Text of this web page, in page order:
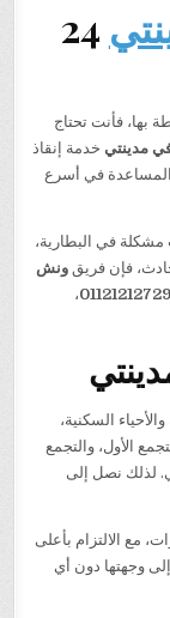
24
بها، فأنت تحتاج
مدينتي خدمة إنقاذ
تحصل على المساعدة في أسرع
في البطارية،
فإن فريقونش
01121212729،
السكنية،
الأول، والتجمع
لذلك نصل إلى
مع الالتزام بأعلى
وجهتها دون أي